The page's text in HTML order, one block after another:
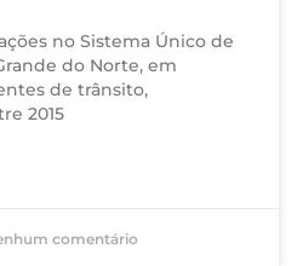
no Sistema Único de
do Norte, em
de trânsito,
2015
comentário